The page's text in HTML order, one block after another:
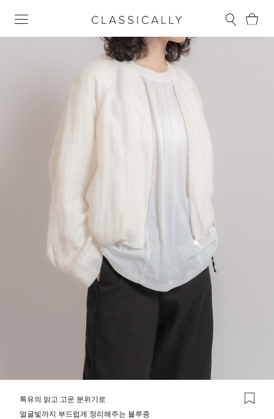
특유의 맑고 고운 분위기로
얼굴빛까지 부드럽게 정리해주는 블루종